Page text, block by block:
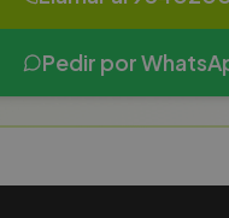
Pedir por